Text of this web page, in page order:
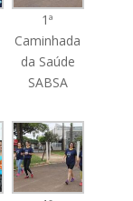
1ª
Caminhada
da Saúde
SABSA